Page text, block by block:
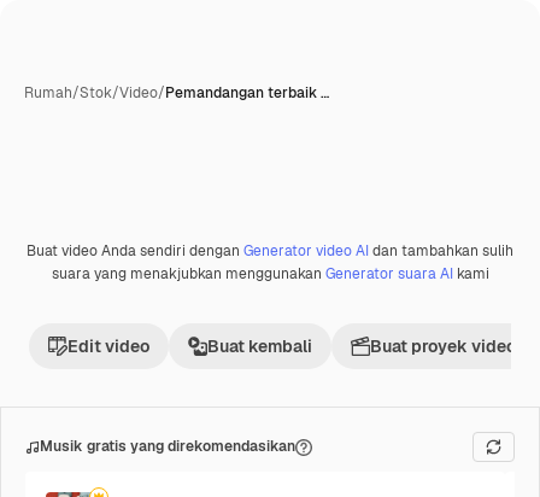
Rumah/Stok/Video/Pemandangan terbaik …
Premium
Buat video Anda sendiri dengan Generator video AIdan tambahkan sulih
suara yang menakjubkan menggunakan Generator suara AIkami
Edit video Buat kembali Buat proyek video
Musik gratis yang direkomendasikan